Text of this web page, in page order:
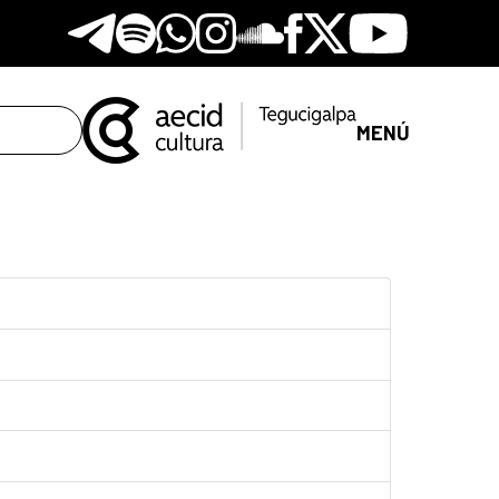
Telegram
SpotifyWhatsapp
Instagram
Soundclore
Facebook
X Youtube
MENÚ